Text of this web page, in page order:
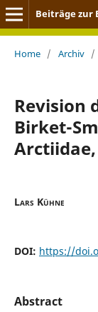
Beiträge zur
Home / Archiv /
Revision
Birket-
Lars Kühne
DOI: https://
Abstract